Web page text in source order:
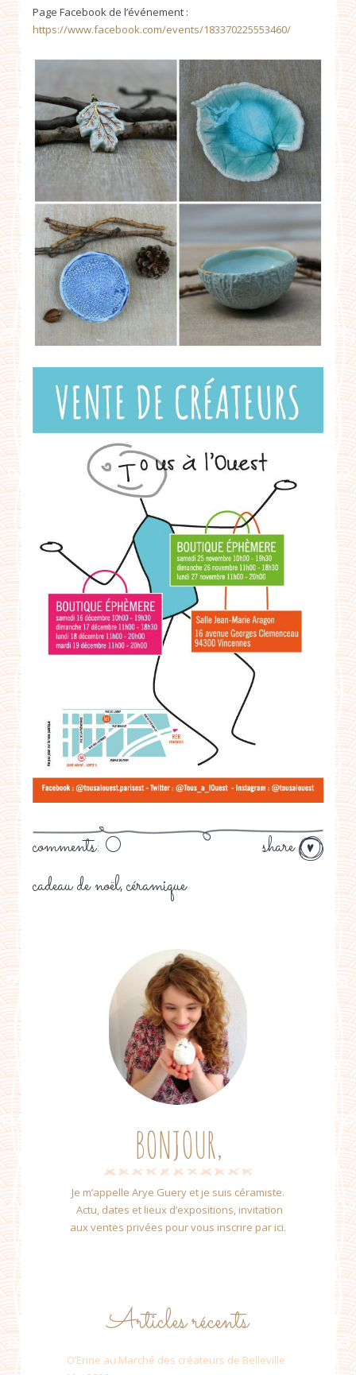
Page Facebook de l’événement :
https://www.facebook.com/events/183370225553460/
share
comments: 0
cadeau de noël, céramique
BONJOUR,
Je m’appelle Arye Guery et je suis céramiste.
Actu, dates et lieux d’expositions, invitation
aux ventes privées pour vous inscrire par ici.
Articles récents
O’Erine au Marché des créateurs de Belleville